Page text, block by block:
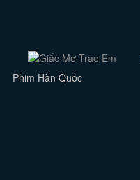
Phim Hàn Quốc